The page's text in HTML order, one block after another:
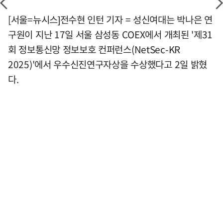
[서울=뉴시스]전수현 인턴 기자 = 성신여대는 박나은 연
구원이 지난 17일 서울 삼성동 COEX에서 개최된 '제31
회 정보통신망 정보보호 컨퍼런스(NetSec-KR
2025)'에서 우수신진연구자상을 수상했다고 2일 밝혔
다.